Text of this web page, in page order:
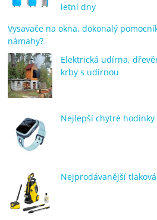
letní dny
Vysavače na okna, dokonalý
námahy?
Elektrická udírna,
krby s udírnou
Nejlepší chytré hodinky
Nejprodávanější